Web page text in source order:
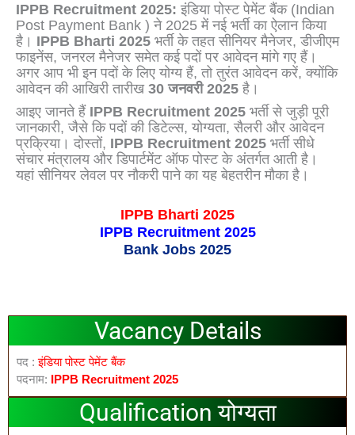
IPPB Recruitment 2025: इंडिया पोस्ट पेमेंट बैंक (Indian
Post Payment Bank ) ने 2025 में नई भर्ती का ऐलान किया
है। IPPB Bharti 2025 भर्ती के तहत सीनियर मैनेजर, डीजीएम
फाइनेंस, जनरल मैनेजर समेत कई पदों पर आवेदन मांगे गए हैं।
अगर आप भी इन पदों के लिए योग्य हैं, तो तुरंत आवेदन करें, क्योंकि
आवेदन की आखिरी तारीख 30जनवरी 2025है।
आइए जानते हैं IPPB Recruitment 2025 भर्ती से जुड़ी पूरी
जानकारी, जैसे कि पदों की डिटेल्स, योग्यता, सैलरी और आवेदन
प्रक्रिया। दोस्तों, IPPB Recruitment 2025 भर्ती सीधे
संचार मंत्रालय और डिपार्टमेंट ऑफ पोस्ट के अंतर्गत आती है।
यहां सीनियर लेवल पर नौकरी पाने का यह बेहतरीन मौका है।
IPPB Bharti 2025
IPPB Recruitment 2025
Bank Jobs 2025
Vacancy Details
पद :इंडिया पोस्ट पेमेंट बैंक
पदनाम: IPPB Recruitment 2025
Qualification योग्यता